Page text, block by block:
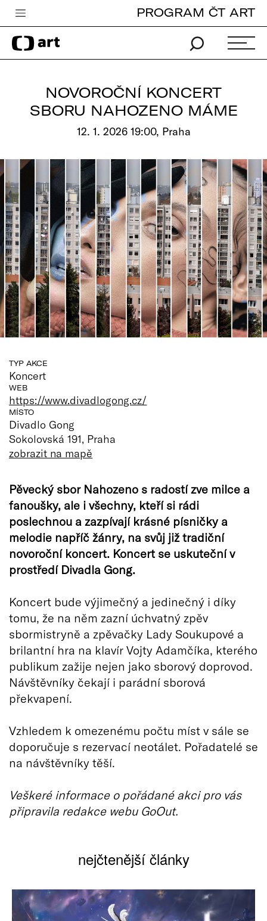
Česká televize
Zpravodajství
iVysílání
Vše o ČT
PROGRAM ČT ART
NOVOROČNÍ KONCERT
SBORU NAHOZENO MÁME
12. 1. 2026 19:00, Praha
TYP AKCE
Koncert
WEB
https://www.divadlogong.cz/
MÍSTO
Divadlo Gong
Sokolovská 191, Praha
zobrazit na mapě
Pěvecký sbor Nahozeno s radostí zve milce a
fanoušky, ale i všechny, kteří si rádi
poslechnou a zazpívají krásné písničky a
melodie napříč žánry, na svůj již tradiční
novoroční koncert. Koncert se uskuteční v
prostředí Divadla Gong.
Koncert bude výjimečný a jedinečný i díky
tomu, že na něm zazní úchvatný zpěv
sbormistryně a zpěvačky Lady Soukupové a
brilantní hra na klavír Vojty Adamčíka, kterého
publikum zažije nejen jako sborový doprovod.
Návštěvníky čekají i parádní sborová
překvapení.
Vzhledem k omezenému počtu míst v sále se
doporučuje s rezervací neotálet. Pořadatelé se
na návštěvníky těší.
Veškeré informace o pořádané akci pro vás
připravila redakce webu GoOut.
nejčtenější články